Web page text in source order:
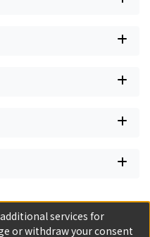
services for
or withdraw your consent